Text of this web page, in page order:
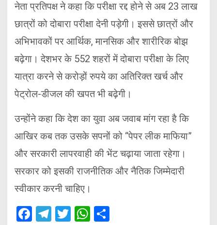
नेता प्रतिपक्ष ने कहा कि परीक्षा रद्द होने से अब 23 लाख
छात्रों को दोबारा परीक्षा देनी पड़ेगी। इससे छात्रों और
अभिभावकों पर आर्थिक, मानसिक और शारीरिक बोझ
बढ़ेगा। देशभर के 552 शहरों में दोबारा परीक्षा के लिए
यात्रा करने से करोड़ों रुपये का अतिरिक्त खर्च और
पेट्रोल-डीजल की खपत भी बढ़ेगी।
उन्होंने कहा कि देश का युवा अब जवाब मांग रहा है कि
आखिर कब तक उसके सपनों को “पेपर लीक माफिया”
और सरकारी लापरवाही की भेंट चढ़ाया जाता रहेगा।
सरकार को इसकी राजनीतिक और नैतिक जिम्मेदारी
स्वीकार करनी चाहिए।
F
T
T
W